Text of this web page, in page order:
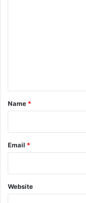
*
Name *
Email *
Website